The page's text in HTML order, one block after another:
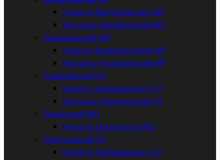
Новости Михайловского МР
Контакты Михайловский МР
Надеждинский МР
Новости Надеждинского МР
Контакты Надежденский МР
Находкинский ГО
Новости Находкинского ГО
Контакты Находкинский ГО
Ольгинский МО
Новости Ольгинского МО
Партизанский ГО
Новости Партизанского ГО